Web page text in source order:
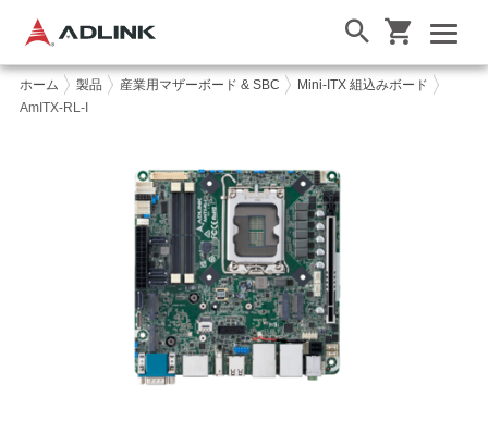
ホーム 製品 産業用マザーボード & SBC
Mini-ITX 組込みボード
AmITX-RL-I